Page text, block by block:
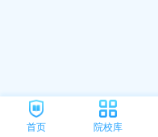
首页 院校库